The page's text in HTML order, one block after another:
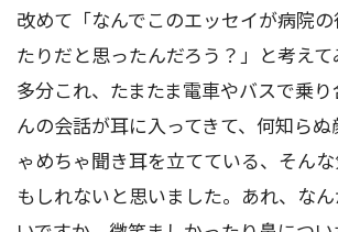
改めて「なんでこのエッセイが病院
たりだと思ったんだろう？」と考えて
多分これ、たまたま電車やバスで乗
んの会話が耳に入ってきて、何知ら
ゃめちゃ聞き耳を立てている、そん
もしれないと思いました。あれ、な